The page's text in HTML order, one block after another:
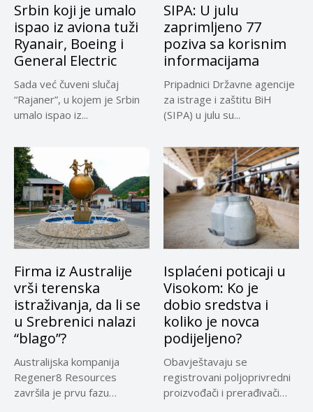
Srbin koji je umalo
ispao iz aviona tuži
Ryanair, Boeing i
General Electric
Sada već čuveni slučaj
“Rajaner”, u kojem je Srbin
umalo ispao iz...
SIPA: U julu
zaprimljeno 77
poziva sa korisnim
informacijama
Pripadnici Državne agencije
za istrage i zaštitu BiH
(SIPA) u julu su...
Firma iz Australije
vrši terenska
istraživanja, da li se
u Srebrenici nalazi
“blago”?
Australijska kompanija
Regener8 Resources
završila je prvu fazu
Isplaćeni poticaji u
Visokom: Ko je
dobio sredstva i
koliko je novca
podijeljeno?
Obavještavaju se
registrovani poljoprivredni
proizvođači i prerađivači